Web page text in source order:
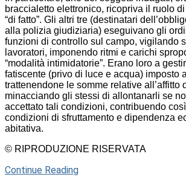
braccialetto elettronico, ricopriva il ruolo
“di fatto”. Gli altri tre (destinatari
alla polizia giudiziaria) eseguivano gli
funzioni di controllo sul campo, vigilando
lavoratori, imponendo ritmi e carichi
“modalità intimidatorie”. Erano loro a
fatiscente (privo di luce e acqua) imposto
trattenendone le somme relative all’affitto
minacciando gli stessi di allontanarli se
accettato tali condizioni, contribuendo
condizioni di sfruttamento e dipendenza
abitativa.
© RIPRODUZIONE RISERVATA
Continue Reading